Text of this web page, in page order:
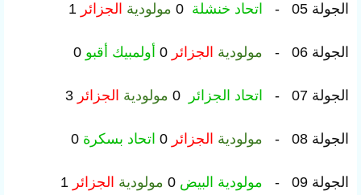
الجولة 05 - اتحاد خنشلة مولودية الجزائر
الجولة 06 - مولودية الجزائر أولمبيك أقبو
الجولة 07 - اتحاد الجزائر مولودية الجزائر
الجولة 08 - مولودية الجزائر اتحاد بسكرة
الجولة 09 - مولودية البيض مولودية الجزائر 1